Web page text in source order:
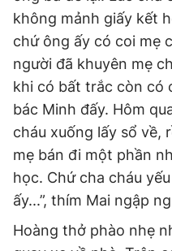
không mảnh giấy kết
chứ ông ấy có coi mẹ
người đã khuyên mẹ
khi có bất trắc còn có
bác Minh đấy. Hôm
cháu xuống lấy sổ về,
mẹ bán đi một phần
học. Chứ cha cháu
ấy...”, thím Mai ngập
Hoàng thở phào nhẹ